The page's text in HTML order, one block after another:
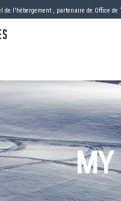
de l'hébergement , partenaire de Office de
MY